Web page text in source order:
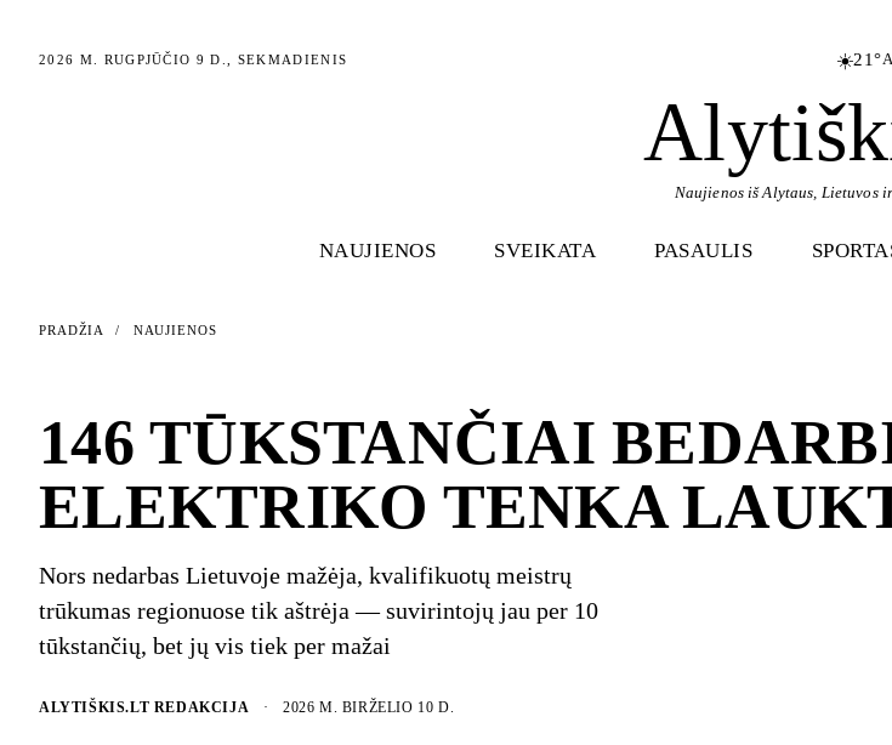
2026 M. RUGPJŪČIO 9 D., SEKMADIENIS ☀️21°
Naujienos iš Alytaus, Lietuvos
NAUJIENOS SVEIKATA PASAULIS
PRADŽIA / NAUJIENOS
146 TŪKSTANČIAI
ELEKTRIKO TENKA
Nors nedarbas Lietuvoje mažėja, kvalifikuotų meistrų
trūkumas regionuose tik aštrėja — suvirintojų jau per 10
tūkstančių, bet jų vis tiek per mažai
ALYTIŠKIS.LT REDAKCIJA · 2026 M. BIRŽELIO 10 D.